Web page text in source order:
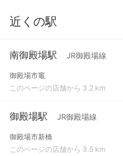
近くの駅
南御殿場駅 JR御殿場線
御殿場市竈
このページの店舗から 3.2 km
御殿場駅 JR御殿場線
御殿場市新橋
このページの店舗から 3.5 km